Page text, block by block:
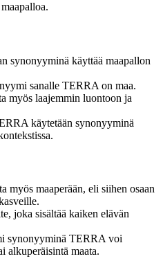
synonyyminä käyttää maapallon
sanalle TERRA on maa.
myös laajemmin luontoon ja
käytetään synonyyminä
myös maaperään, eli siihen osaan
joka sisältää kaiken elävän
synonyyminä TERRA voi
alkuperäisintä maata.